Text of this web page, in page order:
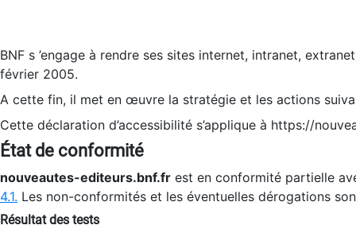
BNF s ’engage à rendre ses sites internet, intranet,
février 2005.
A cette fin, il met en œuvre la stratégie et les actions
Cette déclaration d’accessibilité s’applique à https://
État de conformité
nouveautes-editeurs.bnf.fr est en conformité partielle
4.1. Les non-conformités et les éventuelles dérogations
Résultat des tests